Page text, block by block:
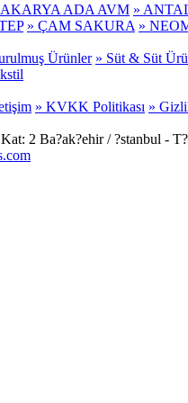
ADA AVM »
» ÇAM SAKURA »
Ürünler » Süt & Süt
» KVKK Politikası »
2 Ba?ak?ehir / ?stanbul -